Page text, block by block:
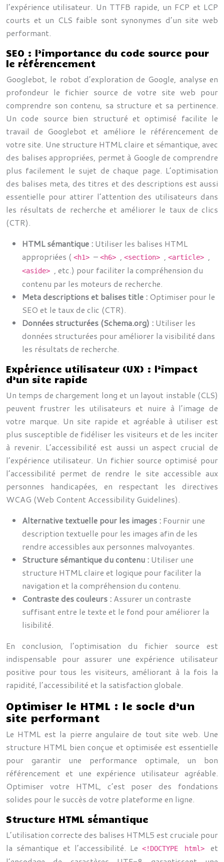
l’expérience utilisateur. Un TTFB rapide, un FCP et LCP
courts et un CLS faible sont synonymes d’un site web
performant.
SEO : l’importance du code source pour
le référencement
Googlebot, le robot d’exploration de Google, analyse en
profondeur le fichier source de votre site web pour
comprendre son contenu, sa structure et sa pertinence.
Un code source bien structuré et optimisé facilite le
travail de Googlebot et améliore le référencement de
votre site. Une structure HTML claire et sémantique, avec
des balises appropriées, permet à Google de comprendre
plus facilement le sujet de chaque page. L’optimisation
des balises meta, des titres et des descriptions est aussi
essentielle pour attirer l’attention des utilisateurs dans
les résultats de recherche et améliorer le taux de clics
(CTR).
HTML sémantique : Utiliser les balises HTML
appropriées ( <h1> – <h6> , <section> , <article> ,
<aside> , etc.) pour faciliter la compréhension du
contenu par les moteurs de recherche.
Meta descriptions et balises title : Optimiser pour le
SEO et le taux de clic (CTR).
Données structurées (Schema.org) : Utiliser les
données structurées pour améliorer la visibilité dans
les résultats de recherche.
Expérience utilisateur (UX) : l’impact
d’un site rapide
Un temps de chargement long et un layout instable (CLS)
peuvent frustrer les utilisateurs et nuire à l’image de
votre marque. Un site rapide et agréable à utiliser est
plus susceptible de fidéliser les visiteurs et de les inciter
à revenir. L’accessibilité est aussi un aspect crucial de
l’expérience utilisateur. Un fichier source optimisé pour
l’accessibilité permet de rendre le site accessible aux
personnes handicapées, en respectant les directives
WCAG (Web Content Accessibility Guidelines).
Alternative textuelle pour les images : Fournir une
description textuelle pour les images afin de les
rendre accessibles aux personnes malvoyantes.
Structure sémantique du contenu : Utiliser une
structure HTML claire et logique pour faciliter la
navigation et la compréhension du contenu.
Contraste des couleurs : Assurer un contraste
suffisant entre le texte et le fond pour améliorer la
lisibilité.
En conclusion, l’optimisation du fichier source est
indispensable pour assurer une expérience utilisateur
positive pour tous les visiteurs, améliorant à la fois la
rapidité, l’accessibilité et la satisfaction globale.
Optimiser le HTML : le socle d’un
site performant
Le HTML est la pierre angulaire de tout site web. Une
structure HTML bien conçue et optimisée est essentielle
pour garantir une performance optimale, un bon
référencement et une expérience utilisateur agréable.
Optimiser votre HTML, c’est poser des fondations
solides pour le succès de votre plateforme en ligne.
Structure HTML sémantique
L’utilisation correcte des balises HTML5 est cruciale pour
la sémantique et l’accessibilité. Le<!DOCTYPE html>et